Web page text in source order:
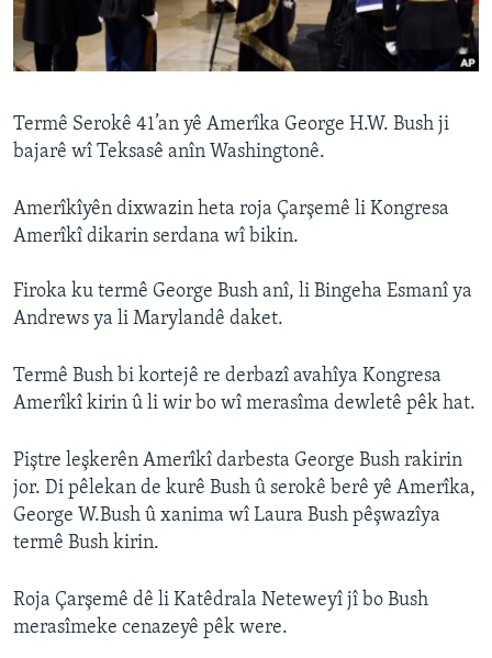
ÇAND Û HUNER
SERNIVÎS
Learning English
FOLLOW US
Zimanên Din
Termê Serokê 41’an yê Amerîka George H.W. Bush ji
bajarê wî Teksasê anîn Washingtonê.
Amerîkîyên dixwazin heta roja Çarşemê li Kongresa
Amerîkî dikarin serdana wî bikin.
Firoka ku termê George Bush anî, li Bingeha Esmanî ya
Andrews ya li Marylandê daket.
Termê Bush bi kortejê re derbazî avahîya Kongresa
Amerîkî kirin û li wir bo wî merasîma dewletê pêk hat.
Piştre leşkerên Amerîkî darbesta George Bush rakirin
jor. Di pêlekan de kurê Bush û serokê berê yê Amerîka,
George W.Bush û xanima wî Laura Bush pêşwazîya
termê Bush kirin.
Roja Çarşemê dê li Katêdrala Neteweyî jî bo Bush
merasîmeke cenazeyê pêk were.